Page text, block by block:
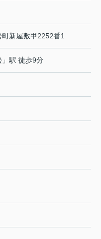
町新屋敷甲2252番1
」駅 徒歩9分